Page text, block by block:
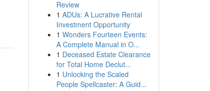
Review
1 ADUs: A Lucrative Rental
Investment Opportunity
1 Wonders Fourteen Events:
A Complete Manual in O...
1 Deceased Estate Clearance
for Total Home Declut...
1 Unlocking the Scaled
People Spellcaster: A Guid...